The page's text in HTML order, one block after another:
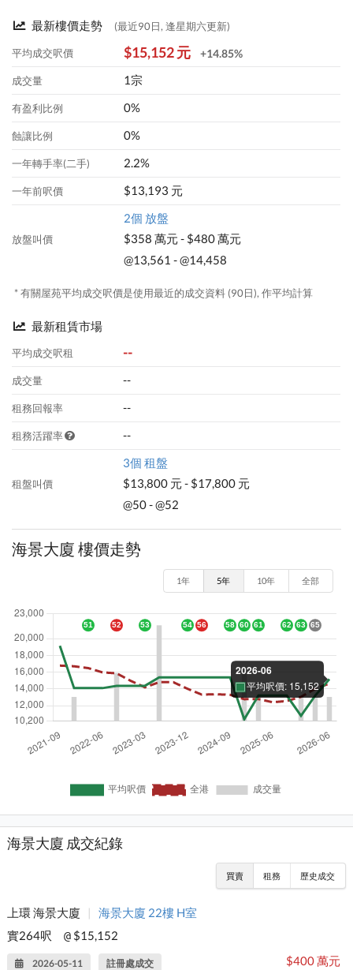
最新樓價走勢 (最近90日, 逢星期六更新)
平均成交呎價 $15,152 元 +14.85%
成交量 1宗
有盈利比例 0%
蝕讓比例 0%
一年轉手率(二手) 2.2%
一年前呎價 $13,193 元
放盤叫價
2個 放盤
$358 萬元 - $480 萬元
@13,561 - @14,458
* 有關屋苑平均成交呎價是使用最近的成交資料 (90日), 作平均計算
最新租賃市場
平均成交呎租 --
成交量 --
租務回報率 --
租務活躍率 --
租盤叫價
3個 租盤
$13,800 元 - $17,800 元
@50 - @52
海景大廈 樓價走勢
1年 5年 10年 全部
海景大廈 成交紀錄
買賣 租務 歷史成交
上環 海景大廈 |
海景大廈 22樓 H室
實264呎
@ $15,152
2026-05-11 註冊處成交 $400 萬元